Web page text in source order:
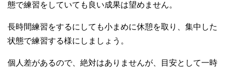
態で練習をしていても良い成果は望めません。
長時間練習をするにしても小まめに休憩を取り、集中した
状態で練習する様にしましょう。
個人差があるので、絶対はありませんが、目安として一時